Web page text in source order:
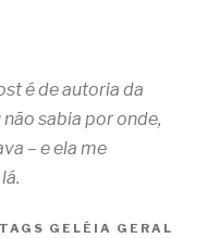
é de autoria da
sabia por onde,
– e ela me
TAGS GELÉIA GERAL